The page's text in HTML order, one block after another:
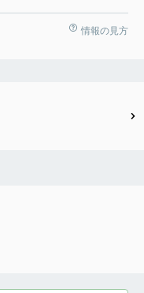
情報の見方